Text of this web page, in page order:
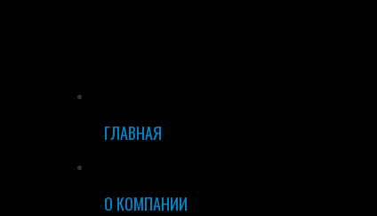
ГЛАВНАЯ
О КОМПАНИИ